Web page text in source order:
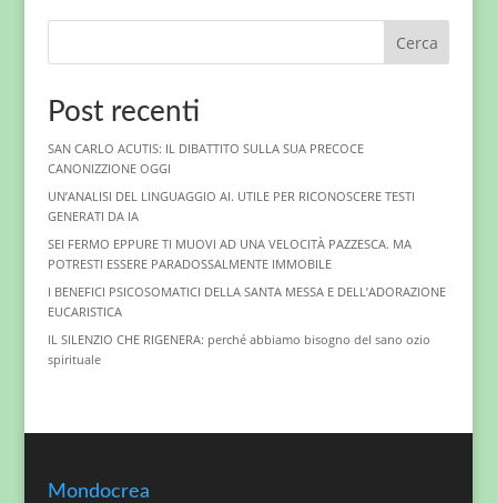
Cerca
Post recenti
SAN CARLO ACUTIS: IL DIBATTITO SULLA SUA PRECOCE
CANONIZZIONE OGGI
UN’ANALISI DEL LINGUAGGIO AI. UTILE PER RICONOSCERE TESTI
GENERATI DA IA
SEI FERMO EPPURE TI MUOVI AD UNA VELOCITÀ PAZZESCA. MA
POTRESTI ESSERE PARADOSSALMENTE IMMOBILE
I BENEFICI PSICOSOMATICI DELLA SANTA MESSA E DELL’ADORAZIONE
EUCARISTICA
IL SILENZIO CHE RIGENERA: perché abbiamo bisogno del sano ozio
spirituale
Mondocrea